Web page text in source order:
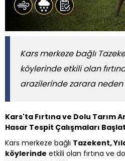
Kars merkeze bağlı
köylerinde etkili olan
arazilerinde zarara neden
Kars'ta Fırtına ve Dolu Tarım
Hasar Tespit Çalışmaları
Kars merkeze bağlı Tazekent,
köylerinde etkili olan fırtına ve